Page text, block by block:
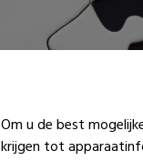
Om u de best
krijgen tot